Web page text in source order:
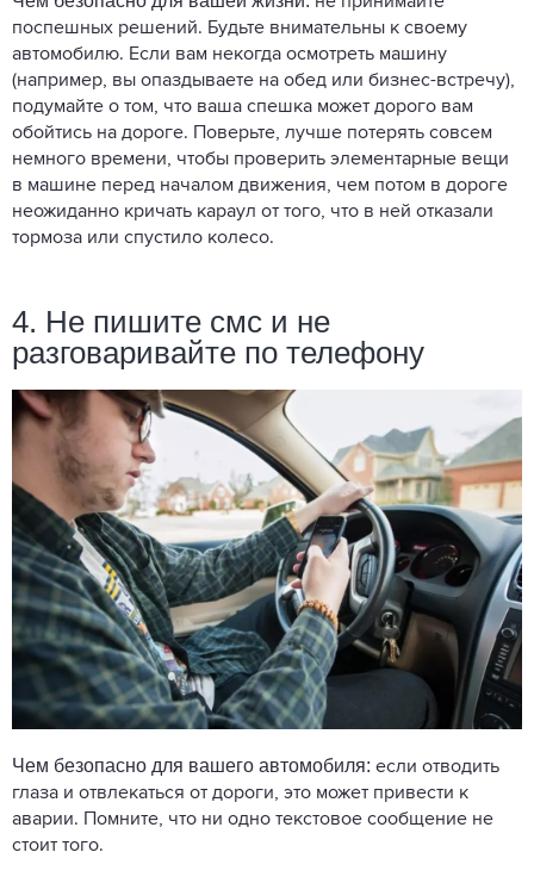
поспешных решений. Будьте внимательны к своему
автомобилю. Если вам некогда осмотреть машину
(например, вы опаздываете на обед или бизнес-встречу),
подумайте о том, что ваша спешка может дорого вам
обойтись на дороге. Поверьте, лучше потерять совсем
немного времени, чтобы проверить элементарные вещи
в машине перед началом движения, чем потом в дороге
неожиданно кричать караул от того, что в ней отказали
тормоза или спустило колесо.
4. Не пишите смс и не
разговаривайте по телефону
Чем безопасно для вашего автомобиля: если отводить
глаза и отвлекаться от дороги, это может привести к
аварии. Помните, что ни одно текстовое сообщение не
стоит того.